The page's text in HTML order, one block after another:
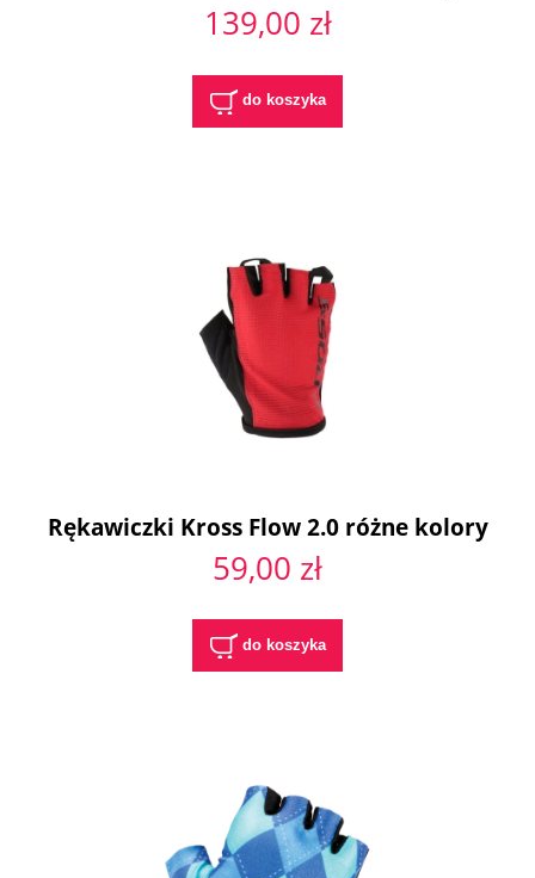
139,00 zł
do koszyka
Rękawiczki Kross Flow 2.0 różne kolory
59,00 zł
do koszyka